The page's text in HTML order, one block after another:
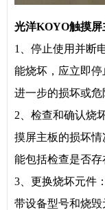
光洋KOYO触摸
1、停止使用并断
能烧坏，应立即
进一步的损坏或危
2、检查和确认烧
摸屏主板的损坏
能包括检查是否存
3、更换烧坏元件
带设备型号和烧